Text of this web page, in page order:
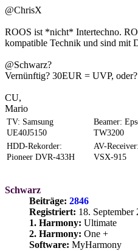
@ChrisX
ROOS ist *nicht* Intertechno.
kompatible Technik und sind mit
@Schwarz?
Vernünftig? 30EUR = UVP, oder?
CU,
Mario
TV: Samsung
UE40J5150
Beamer:
TW3200
HDD-Rekorder:
Pioneer DVR-433H
AV-
VSX-915
Schwarz
Beiträge: 2846
Registriert: 18. September
1. Harmony: Ultimate
2. Harmony: One +
Software: MyHarmony